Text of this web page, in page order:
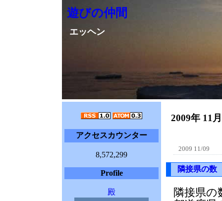
遊びの仲間
エッヘン
アクセスカウンター
8,572,299
Profile
殿
2009年 11
2009 11/09
隣接県の数
隣接県の